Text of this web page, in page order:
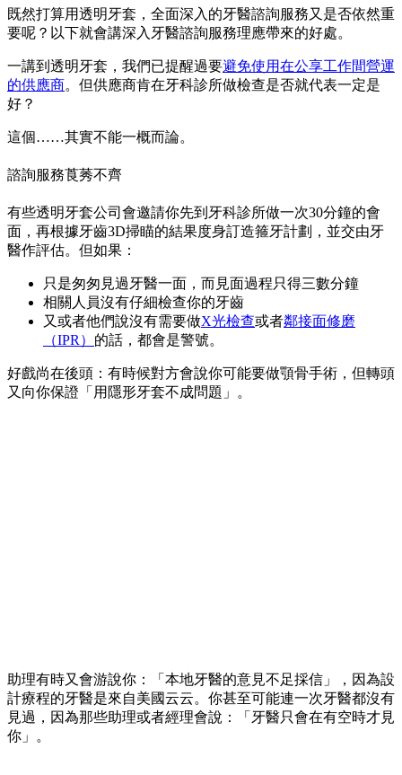
既然打算用透明牙套，全面深入的牙醫諮詢服務又是否依然重
要呢？以下就會講深入牙醫諮詢服務理應帶來的好處。
一講到透明牙套，我們已提醒過要避免使用在公享工作間營運
的供應商。但供應商肯在牙科診所做檢查是否就代表一定是
好？
這個……其實不能一概而論。
諮詢服務莨莠不齊
有些透明牙套公司會邀請你先到牙科診所做一次30分鐘的會
面，再根據牙齒3D掃瞄的結果度身訂造箍牙計劃，並交由牙
醫作評估。但如果：
只是匆匆見過牙醫一面，而見面過程只得三數分鐘
相關人員沒有仔細檢查你的牙齒
又或者他們說沒有需要做X光檢查或者鄰接面修磨
（IPR） 的話，都會是警號。
好戲尚在後頭：有時候對方會說你可能要做顎骨手術，但轉頭
又向你保證「用隱形牙套不成問題」。
助理有時又會游說你：「本地牙醫的意見不足採信」，因為設
計療程的牙醫是來自美國云云。你甚至可能連一次牙醫都沒有
見過，因為那些助理或者經理會說：「牙醫只會在有空時才見
你」。